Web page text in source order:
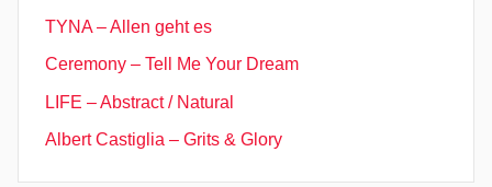
TYNA – Allen geht es
Ceremony – Tell Me Your Dream
LIFE – Abstract / Natural
Albert Castiglia – Grits & Glory